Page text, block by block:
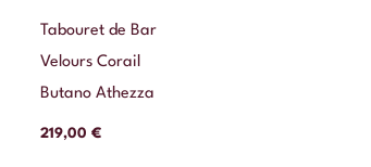
Tabouret de Bar
Velours Corail
Butano Athezza
219,00 €